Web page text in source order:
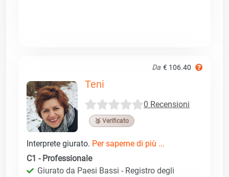
Da € 106.40
Teni
0 Recensioni
🥉 Verificato
Interprete giurato. Per saperne di più ...
C1 - Professionale
Giurato da Paesi Bassi - Registro degli